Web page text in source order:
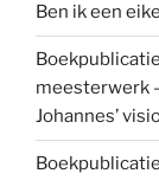
Ben ik een
meesterwerk
Johannes’